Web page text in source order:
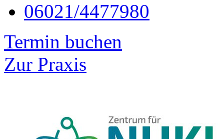
06021/4477980
Termin buchen
Zur Praxis